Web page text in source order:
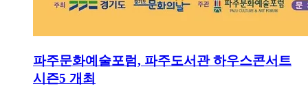
파주문화예술포럼, 파주도서관 하우스콘서트
시즌5 개최